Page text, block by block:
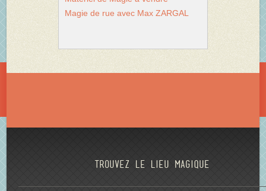
Magie de rue avec Max ZARGAL
Trouvez le lieu magique